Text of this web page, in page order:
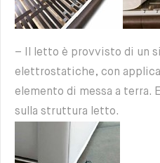
– Il letto è provvisto di un
elettrostatiche, con
elemento di messa a terra.
sulla struttura letto.